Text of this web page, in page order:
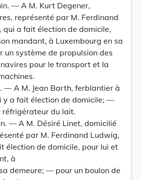
— A M. Kurt Degener,
représenté par M. Ferdinand
qui a fait élection de domicile,
mandant, à Luxembourg en sa
un système de propulsion des
pour le transport et la
— A M. Jean Barth, ferblantier à
y a fait élection de domicile; —
réfrigérateur du lait.
— A M. Désiré Linet, domicilié
par M. Ferdinand Ludwig,
élection de domicile, pour lui et
à
demeure; — pour un boulon de